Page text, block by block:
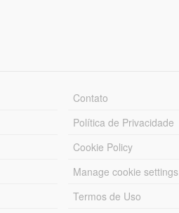
Contato
Política de Privacidade
Cookie Policy
Manage cookie settings
Termos de Uso